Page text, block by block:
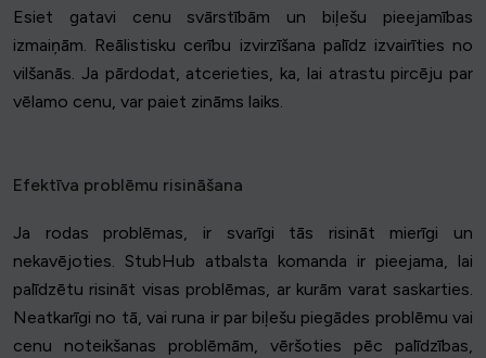
Esiet gatavi cenu svārstībām un biļešu pieejamības
izmaiņām. Reālistisku cerību izvirzīšana palīdz izvairīties no
vilšanās. Ja pārdodat, atcerieties, ka, lai atrastu pircēju par
vēlamo cenu, var paiet zināms laiks.
Efektīva problēmu risināšana
Ja rodas problēmas, ir svarīgi tās risināt mierīgi un
nekavējoties. StubHub atbalsta komanda ir pieejama, lai
palīdzētu risināt visas problēmas, ar kurām varat saskarties.
Neatkarīgi no tā, vai runa ir par biļešu piegādes problēmu vai
cenu noteikšanas problēmām, vēršoties pēc palīdzības,